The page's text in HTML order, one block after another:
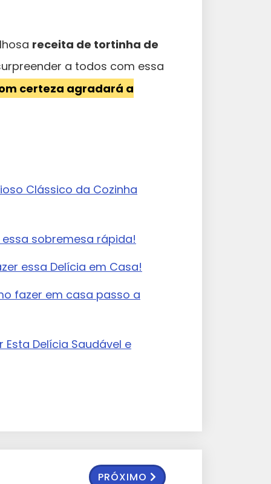
receita de tortinha de
a todos com essa
certeza agradará a
Clássico da Cozinha
sobremesa rápida!
essa Delícia em Casa!
fazer em casa passo a
Esta Delícia Saudável e
PRÓXIMO